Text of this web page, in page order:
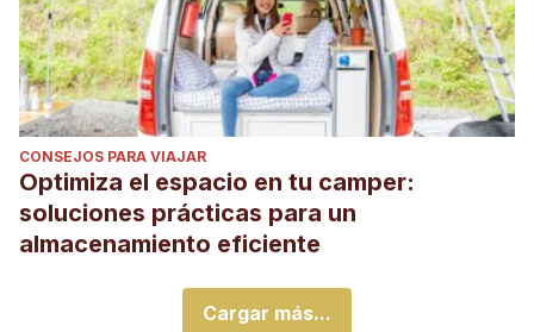
CONSEJOS PARA VIAJAR
Optimiza el espacio en tu camper:
soluciones prácticas para un
almacenamiento eficiente
Cargar más...